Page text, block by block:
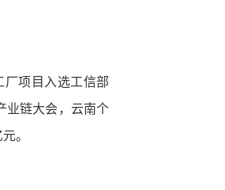
项目入选工信部
业链大会，云南个
。